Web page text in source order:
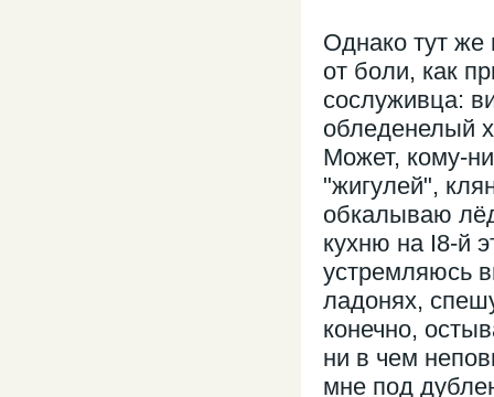
Однако тут же
от боли, как
сослуживца:
обледенелый
Может, кому-
"жигулей",
обкалываю
кухню на I8-й
устремляюсь
ладонях,
конечно,
ни в чем
мне под